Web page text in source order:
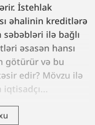
İstehlak
əhalinin kreditlərə
ilə bağlı
əsasən hansı
götürür və bu
edir? Mövzu ilə
iqtisadçı...